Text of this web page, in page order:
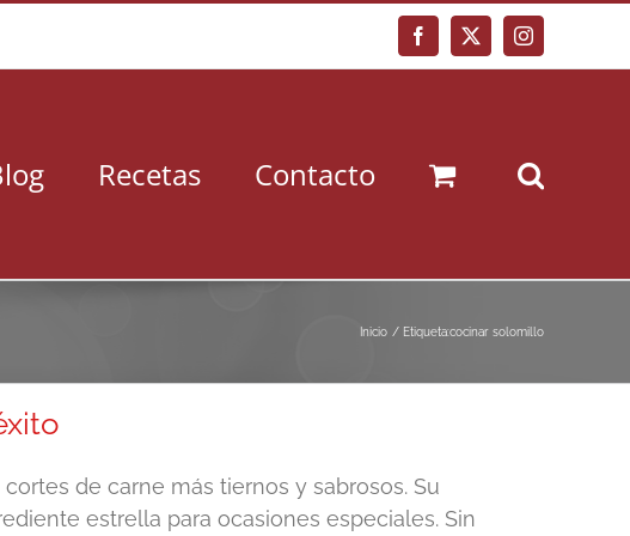
Facebook
X Instagram
Recetas Contacto
Inicio Etiqueta:cocinar solomillo
de carne más tiernos y sabrosos. Su
estrella para ocasiones especiales. Sin